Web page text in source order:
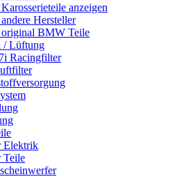
anzeigen
Hersteller
BMW Teile
/ Lüftung
Racingfilter
Elektrik
Teile